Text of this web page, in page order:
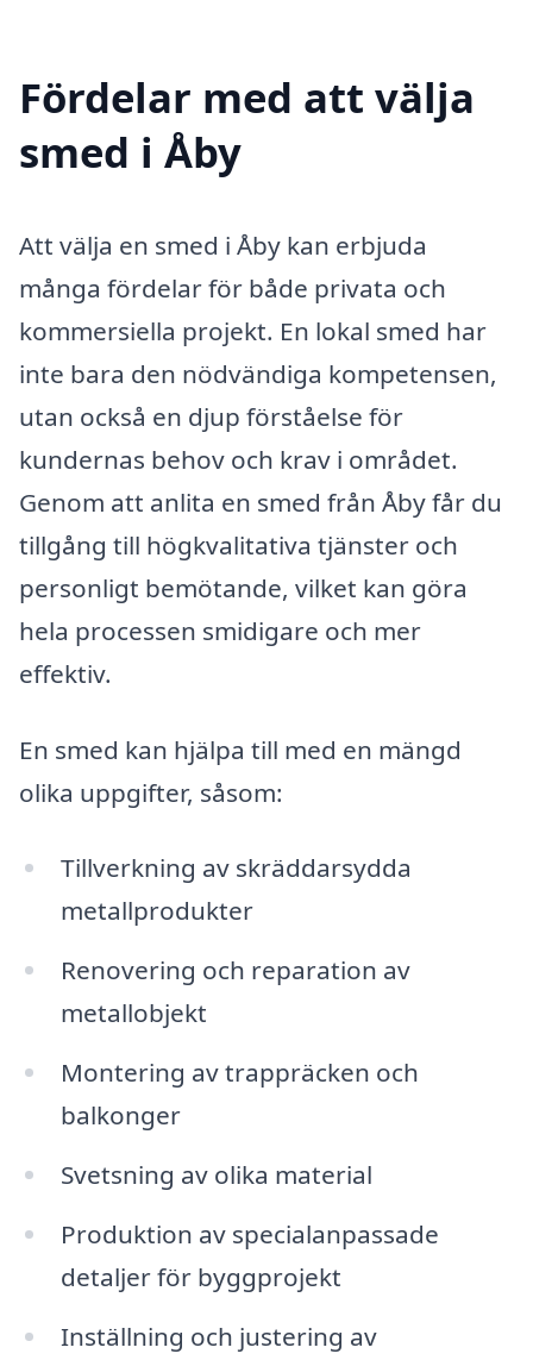
Fördelar med att välja
smed i Åby
Att välja en smed i Åby kan erbjuda
många fördelar för både privata och
kommersiella projekt. En lokal smed har
inte bara den nödvändiga kompetensen,
utan också en djup förståelse för
kundernas behov och krav i området.
Genom att anlita en smed från Åby får du
tillgång till högkvalitativa tjänster och
personligt bemötande, vilket kan göra
hela processen smidigare och mer
effektiv.
En smed kan hjälpa till med en mängd
olika uppgifter, såsom:
Tillverkning av skräddarsydda
metallprodukter
Renovering och reparation av
metallobjekt
Montering av trappräcken och
balkonger
Svetsning av olika material
Produktion av specialanpassade
detaljer för byggprojekt
Inställning och justering av